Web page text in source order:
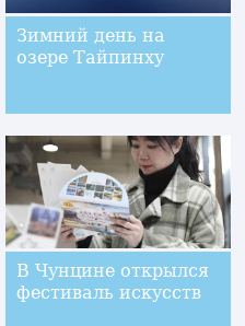
Зимний день на
озере Тайпинху
В Чунцине открылся
фестиваль искусств